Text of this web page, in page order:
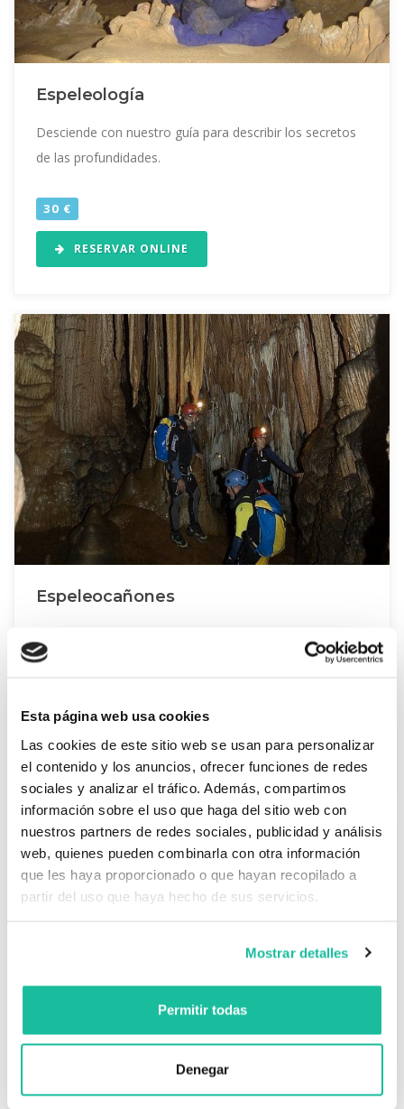
Esta página web usa cookies
Las cookies de este sitio web se usan para personalizar
el contenido y los anuncios, ofrecer funciones de redes
sociales y analizar el tráfico. Además, compartimos
información sobre el uso que haga del sitio web con
nuestros partners de redes sociales, publicidad y análisis
web, quienes pueden combinarla con otra información
que les haya proporcionado o que hayan recopilado a
partir del uso que haya hecho de sus servicios.
Mostrar detalles
Permitir todas
Denegar
Espeleología
Desciende con nuestro guía para describir los secretos
de las profundidades.
30 €
RESERVAR ONLINE
Espeleocañones
emocionante?
Desde 60 €
RESERVAR ONLINE
Alquiler de E-BIKE